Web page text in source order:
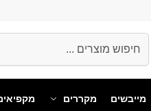
מייבשים מקררים